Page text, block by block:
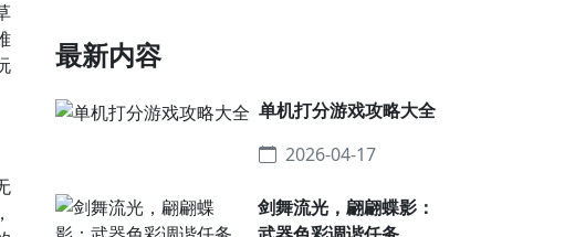
最新内容
单机打分游戏攻略大全
2026-04-17
剑舞流光，翩翩蝶影：